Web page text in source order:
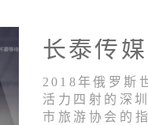
2018年俄罗斯
活力四射的深
市旅游协会的